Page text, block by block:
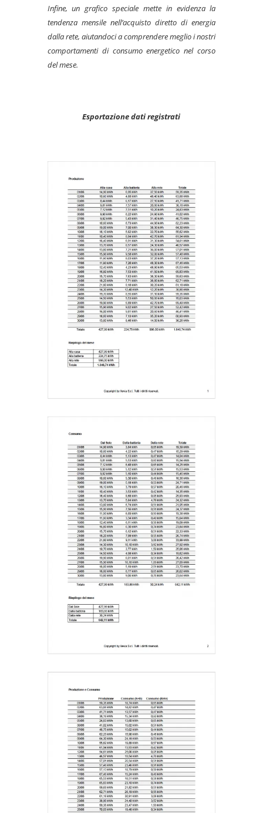
Infine, un grafico speciale mette in evidenza la
tendenza mensile nell’acquisto diretto di energia
dalla rete, aiutandoci a comprendere meglio i nostri
comportamenti di consumo energetico nel corso
del mese.
Esportazione dati registrati